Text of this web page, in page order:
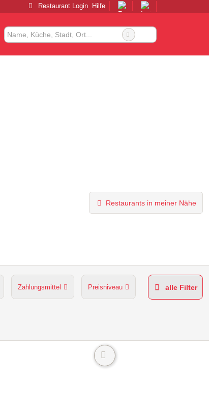
Restaurant Login Hilfe
Restaurants in meiner Nähe
Zahlungsmittel Preisniveau alle Filter